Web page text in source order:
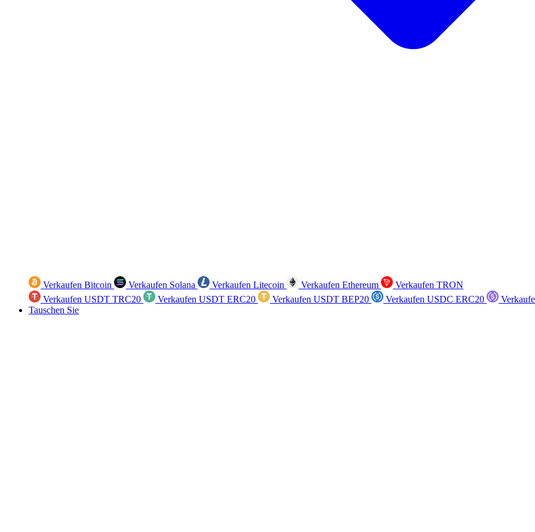
Verkaufen Bitcoin Verkaufen Solana Verkaufen Litecoin Verkaufen Ethereum
Verkaufen TRON
Verkaufen USDT TRC20
Verkaufen USDT ERC20 Verkaufen USDT BEP20 Verkaufen USDC ERC20
Tauschen Sie